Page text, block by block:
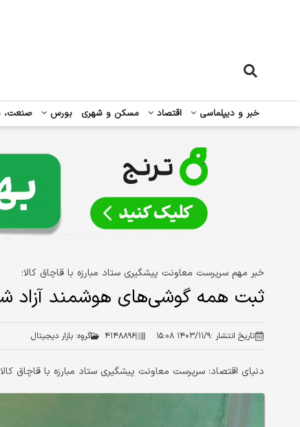
خبر و دیپلماسی اقتصاد مسکن و شهری بورس صنعت،
خبر مهم سرپرست معاونت پیشگیری ستاد مبارزه با قاچاق کالا؛
ثبت همه گوشی‌های هوشمند آزاد
تاریخ انتشار :۱۴۰۳/۱۱/۹ ۱۵:۰۸ ۴۱۴۸۸۹۶ گروه: بازار دیجیتال
دنیای اقتصاد: سرپرست معاونت پیشگیری ستاد مبارزه با قاچاق